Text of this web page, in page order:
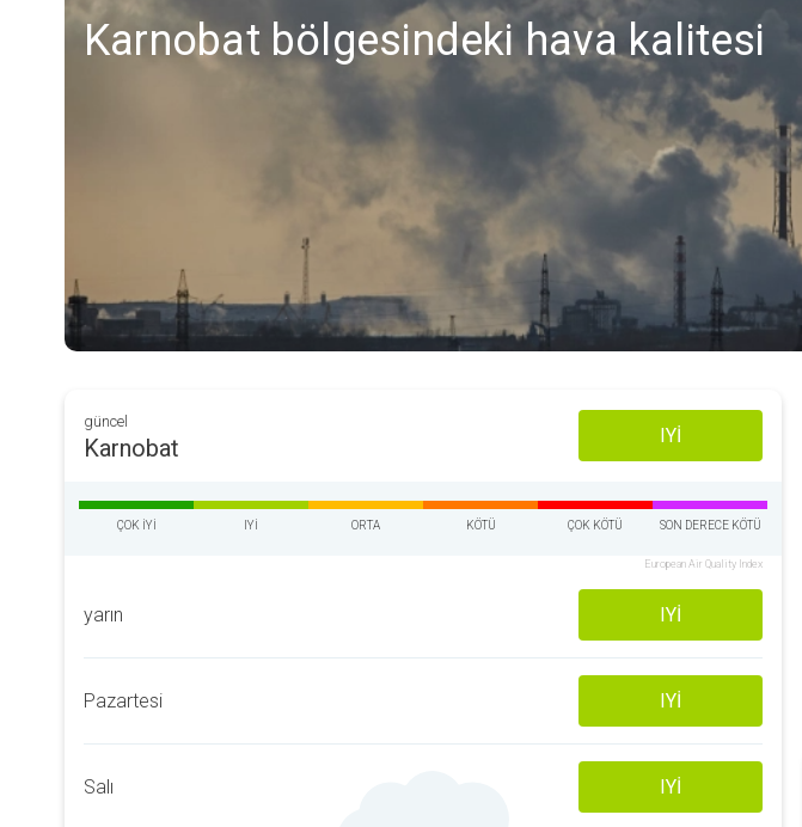
Karnobat bölgesindeki hava kalitesi
güncel
Karnobat IYI
ÇOK IYI IYI ORTA KÖTÜ ÇOK KÖTÜ SON DERECE KÖTÜ
European Air Quality Index
yarın IYI
Pazartesi IYI
Salı IYI